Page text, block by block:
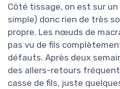
Côté tissage, on est sur un
simple) donc rien de très
propre. Les nœuds de
pas vu de fils
défauts. Après deux
des allers-retours
casse de fils, juste